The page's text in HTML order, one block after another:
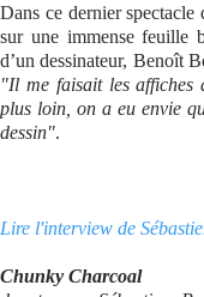
Dans ce dernier spectacle
sur une immense feuille
d’un dessinateur, Benoît
"Il me faisait les affiches
plus loin, on a eu envie
dessin".
Lire l'interview de
Chunky Charcoal